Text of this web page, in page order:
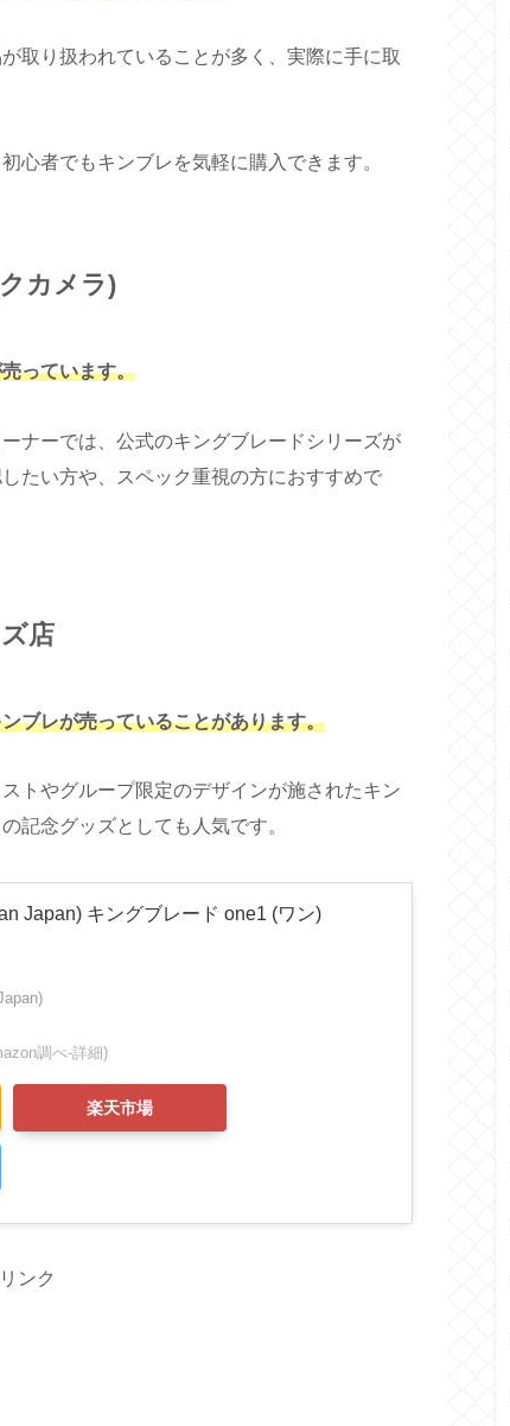
取り扱われていることが多く、実際に手に取
心者でもキンブレを気軽に購入できます。
カメラ)
っています。
ナーでは、公式のキングブレードシリーズが
たい方や、スペック重視の方におすすめで
店
ブレが売っていることがあります。
トやグループ限定のデザインが施されたキン
記念グッズとしても人気です。
Japan) キングブレード one1 (ワン)
調べ-詳細)
楽天市場
ンク